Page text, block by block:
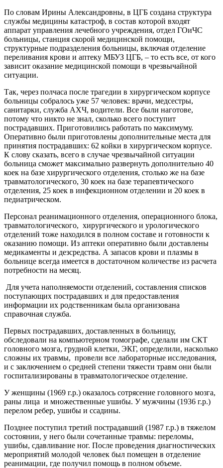
По словам Ирины Александровны, в ЦГБ создана структура
службы медицины катастроф, в состав которой входят
аппарат управления лечебного учреждения, отдел ГОиЧС
больницы, станция скорой медицинской помощи,
структурные подразделения больницы, включая отделение
переливания крови и аптеку МБУЗ ЦГБ, – то есть все, от кого
зависит оказание медицинской помощи в чрезвычайной
ситуации.
Так, через полчаса после трагедии в хирургическом корпусе
больницы собралось уже 57 человек: врачи, медсестры,
санитарки, служба АХЧ, водители. Все были наготове,
потому что никто не знал, сколько всего поступит
пострадавших. Приготовились работать по максимуму.
Оперативно были приготовлены дополнительные места для
принятия пострадавших: 62 койки в хирургическом корпусе.
К слову сказать, всего в случае чрезвычайной ситуации
больница сможет максимально развернуть дополнительно 40
коек на базе хирургического отделения, столько же на базе
травматологического, 30 коек на базе терапевтического
отделения, 25 коек в инфекционном отделении и 20 коек в
педиатрическом.
Персонал реанимационного отделения, операционного блока,
травматологического, хирургического и урологического
отделений тоже находился в полном составе и готовности к
оказанию помощи. Из аптеки оперативно были доставлены
медикаменты и дезсредства. А запасов крови и плазмы в
больнице всегда имеется в достаточном количестве из расчета
потребности на месяц.
Для учета наполняемости отделений, составления списков
поступающих пострадавших и для предоставления
информации их родственникам была организована
справочная служба.
Первых пострадавших, доставленных в больницу,
обследовали на компьютерном томографе, сделали им СКТ
головного мозга, грудной клетки, ЭКГ, определили, насколько
сложны их травмы, провели все лабораторные исследования,
и с заключением о средней степени тяжести травм они были
госпитализированы в травматологическое отделение.
У женщины (1969 г.р.) оказалось сотрясение головного мозга,
раны лица и множественные ушибы. У мужчины (1936 г.р.)
перелом ребер, ушибы и ссадины.
Позднее поступил третий пострадавший (1987 г.р.) в тяжелом
состоянии, у него были сочетанные травмы: переломы,
ушибы, сдавливание ног. После проведения диагностических
мероприятий молодой человек был помещен в отделение
реанимации, где получил помощь в полном объеме.